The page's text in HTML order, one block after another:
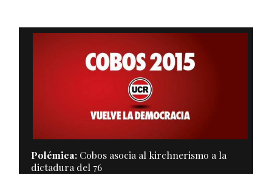
Polémica:Cobos asocia al kirchnerismo a la
dictadura del 76